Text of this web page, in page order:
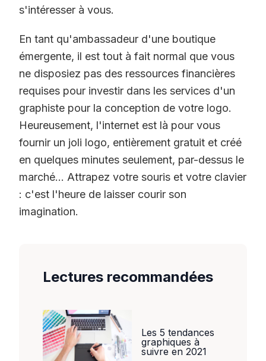
s'intéresser à vous.
En tant qu'ambassadeur d'une boutique
émergente, il est tout à fait normal que vous
ne disposiez pas des ressources financières
requises pour investir dans les services d'un
graphiste pour la conception de votre logo.
Heureusement, l'internet est là pour vous
fournir un joli logo, entièrement gratuit et créé
en quelques minutes seulement, par-dessus le
marché... Attrapez votre souris et votre clavier
: c'est l'heure de laisser courir son
imagination.
Lectures recommandées
Les 5 tendances
graphiques à
suivre en 2021